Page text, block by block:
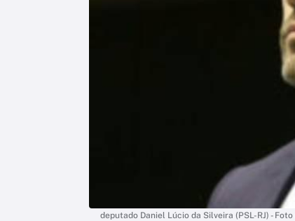
deputado Daniel Lúcio da Silveira (PSL-RJ) -